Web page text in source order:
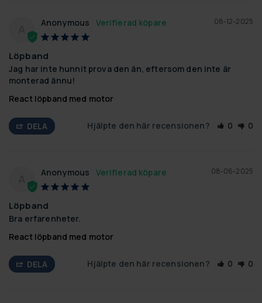
08-12-2025
Anonymous
Löpband
Jag har inte hunnit prova den än, eftersom den inte är
monterad ännu!
React löpband med motor
DELA Hjälpte den här recensionen? 0 0
08-06-2025
Anonymous
Löpband
Bra erfarenheter.
React löpband med motor
DELA Hjälpte den här recensionen? 0 0